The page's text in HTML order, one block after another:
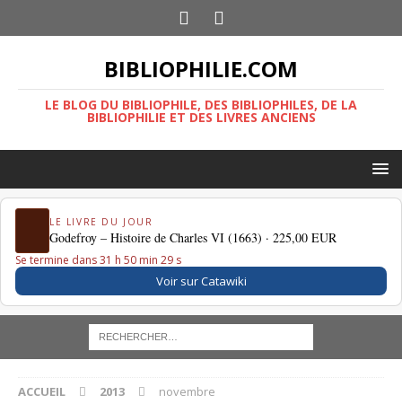
BIBLIOPHILIE.COM
LE BLOG DU BIBLIOPHILE, DES BIBLIOPHILES, DE LA
BIBLIOPHILIE ET DES LIVRES ANCIENS
LE LIVRE DU JOUR
Godefroy – Histoire de Charles VI (1663) · 225,00 EUR
Se termine dans 31 h 50 min 29 s
Voir sur Catawiki
ACCUEIL 2013 novembre